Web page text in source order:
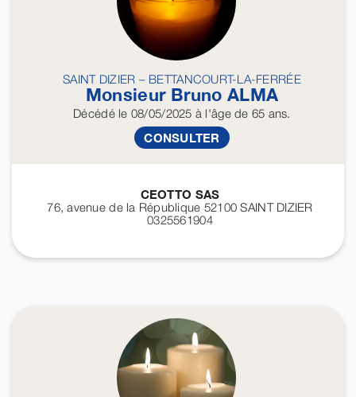
SAINT DIZIER – BETTANCOURT-LA-FERRÉE
Monsieur Bruno ALMA
Décédéle 08/05/2025 à l'âge de 65 ans.
CONSULTER
CEOTTO SAS
76, avenue de la République 52100SAINT DIZIER
0325561904